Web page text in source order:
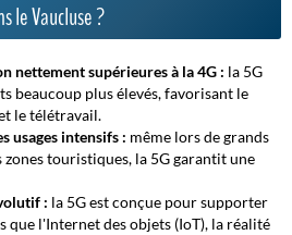
le Vaucluse ?
nettement supérieures à la 4G : la 5G
beaucoup plus élevés, favorisant le
le télétravail.
usages intensifs : même lors de grands
zones touristiques, la 5G garantit une
: la 5G est conçue pour supporter
que l'Internet des objets (IoT), la réalité